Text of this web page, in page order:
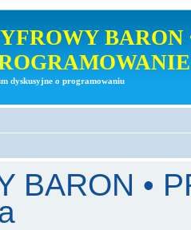
BARON
dyskusyjne o programowaniu
BARON •